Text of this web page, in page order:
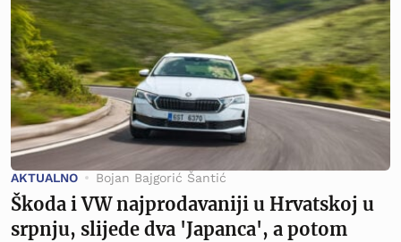
AKTUALNO Bojan Bajgorić Šantić
Škoda i VW najprodavaniji u Hrvatskoj u
srpnju, slijede dva 'Japanca', a potom